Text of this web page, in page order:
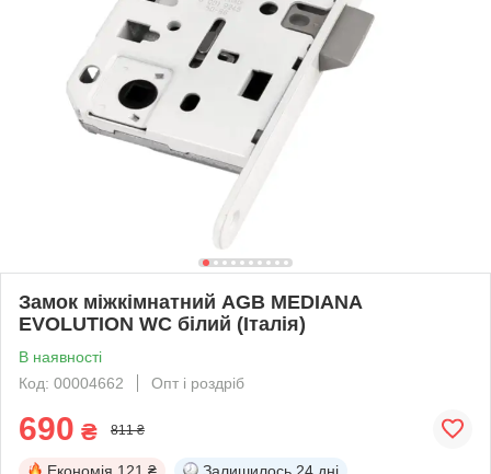
Замок міжкімнатний AGB MEDIANA
EVOLUTION WC білий (Італія)
В наявності
Код: 00004662
Опт і роздріб
690 ₴ 811 ₴
Економія 121 ₴ Залишилось 24 дні